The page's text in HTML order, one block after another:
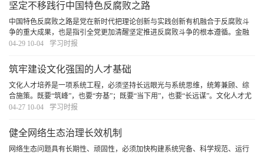
坚定不移践行中国特色反腐败之路
中国特色反腐败之路是党在新时代把理论创新与实践创新有机融合于反腐败斗
争的重大成果，也是指引全党更加清醒坚定推进反腐败斗争的根本遵循。金融
是深化整治腐败的重点领域，必须坚定不移践行中国特色反腐败之路，打好金
04-29 10-04 学习时报
筑牢建设文化强国的人才基础
文化人才培养是一项系统工程，必须坚持长远眼光与系统思维，统筹兼顾、综
合施策。既要“筑峰”，也要“夯基”；既要“当下用”，也要“长远谋”。文化人才尤
其是文艺人才的成长有其自身规律和特点，必须深刻洞察当前人才队伍呈现的
04-27 10-04 学习时报
健全网络生态治理长效机制
网络生态问题具有长期性、顽固性，必须加快构建系统完备、科学规范、运行